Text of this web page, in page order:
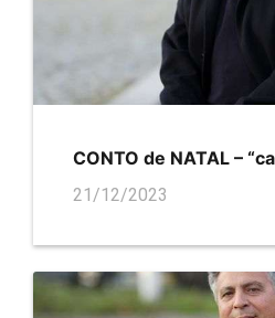
CONTO de NATAL –
21/12/2023